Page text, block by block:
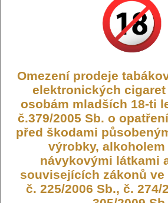
Výrobce:
Riot Squad (GB)
FLAVOR-RIOT-BE-DPR
Dostupnost: Skladem
Počet ks:
15
339,- KČ
DO KOŠÍKU
Omezení prodeje
elektronických
osobám mladších 18-ti
č.379/2005 Sb. o
před škodami
výrobky,
návykovými látkami
souvisejících zákonů ve
č. 225/2006 Sb., č. 274/